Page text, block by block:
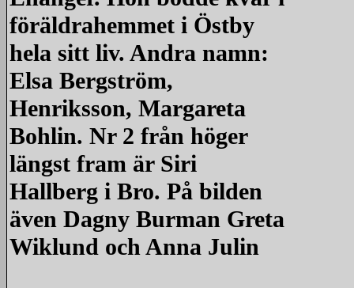
föräldrahemmet i Östby
hela sitt liv. Andra namn:
Elsa Bergström,
Henriksson, Margareta
Bohlin. Nr 2 från höger
längst fram är Siri
Hallberg i Bro. På bilden
även Dagny Burman Greta
Wiklund och Anna Julin